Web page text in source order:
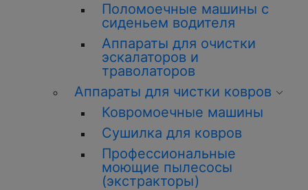
Поломоечные машины с
сиденьем водителя
Аппараты для очистки
эскалаторов и
траволаторов
Аппараты для чистки ковров
Ковромоечные машины
Сушилка для ковров
Профессиональные
моющие пылесосы
(экстракторы)